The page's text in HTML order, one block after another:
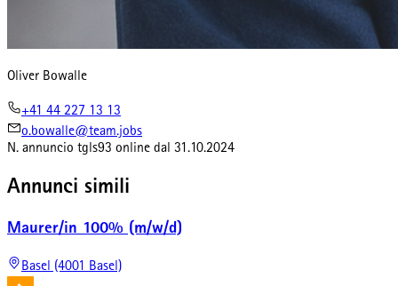
Oliver Bowalle
+41 44 227 13 13
o.bowalle@team.jobs
N. annuncio tgls93 online dal 31.10.2024
Annunci simili
Maurer/in 100% (m/w/d)
Basel (4001 Basel)